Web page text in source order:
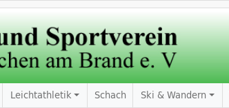
Leichtathletik Schach Ski & Wandern